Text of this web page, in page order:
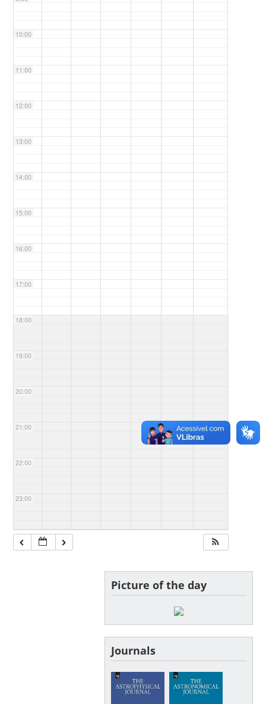
10:00
11:00
12:00
13:00
14:00
15:00
16:00
17:00
18:00
19:00
20:00
21:00
22:00
23:00
Picture of the day
Journals